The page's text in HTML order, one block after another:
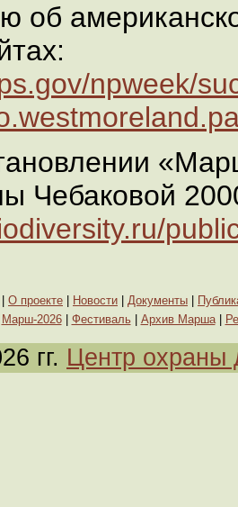
об
npweek/
Чебаковой
О проекте Новости Документы
Марш-2026| Фестиваль| Архив Марша|
гг. Центр охраны